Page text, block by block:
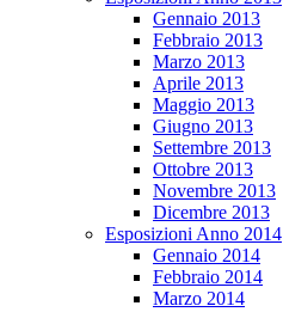
Gennaio 2013
Febbraio 2013
Marzo 2013
Aprile 2013
Maggio 2013
Giugno 2013
Settembre 2013
Ottobre 2013
Novembre 2013
Dicembre 2013
Esposizioni Anno 2014
Gennaio 2014
Febbraio 2014
Marzo 2014